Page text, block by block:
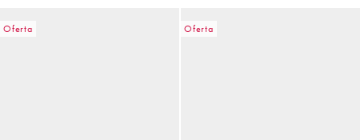
Oferta Oferta